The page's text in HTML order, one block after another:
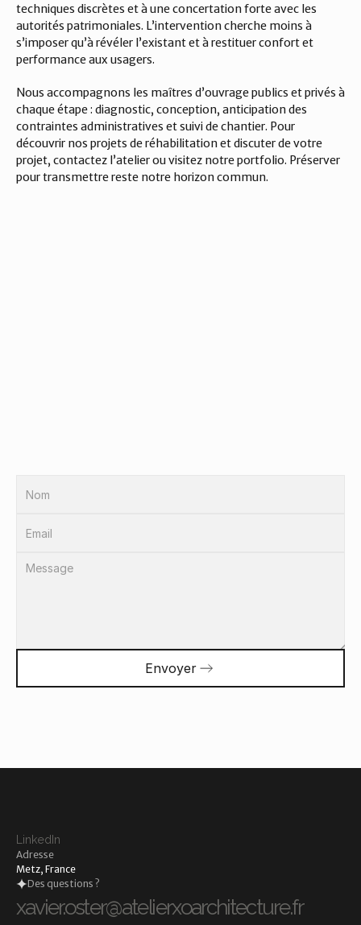
techniques discrètes et à une concertation forte avec les
autorités patrimoniales. L’intervention cherche moins à
s’imposer qu’à révéler l’existant et à restituer confort et
performance aux usagers.
Nous accompagnons les maîtres d’ouvrage publics et privés à
chaque étape : diagnostic, conception, anticipation des
contraintes administratives et suivi de chantier. Pour
découvrir nos projets de réhabilitation et discuter de votre
projet, contactez l’atelier ou visitez notre portfolio. Préserver
pour transmettre reste notre horizon commun.
Envoyer
Adresse
Metz, France
LinkedIn
Des questions ?
xavier.oster@atelierxoarchitecture.fr